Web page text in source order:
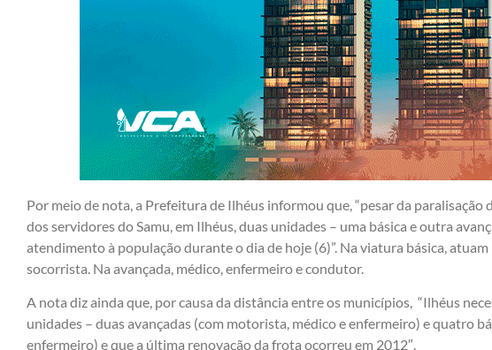
Por meio de nota, a Prefeitura de Ilhéus informou que, “pesar da paralisação
dos servidores do Samu, em Ilhéus, duas unidades – uma básica e outra
atendimento à população durante o dia de hoje (6)”. Na viatura básica,
socorrista. Na avançada, médico, enfermeiro e condutor.
A nota diz ainda que, por causa da distância entre os municípios, “Ilhéus
unidades – duas avançadas (com motorista, médico e enfermeiro) e quatro
enfermeiro) e que a última renovação da frota ocorreu em 2012″.